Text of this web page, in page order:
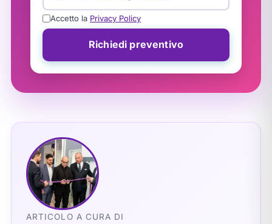
Accetto la Privacy Policy
Richiedi preventivo
ARTICOLO A CURA DI